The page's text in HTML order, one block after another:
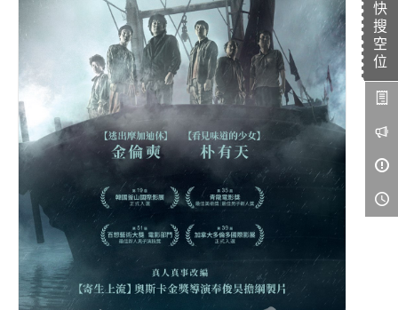
快
搜
空
位
TITAN SCREEN
MUCROWN
IMAX
VR 演唱會
GOLD CLASS
AD口述影像
LIVE演唱會
影城餐飲
UNICORN
影城公告
影城活動